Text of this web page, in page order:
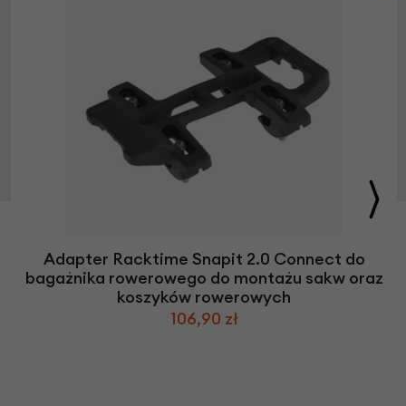
Adapter Racktime Snapit 2.0 Connect do
bagażnika rowerowego do montażu sakw oraz
koszyków rowerowych
106,90 zł